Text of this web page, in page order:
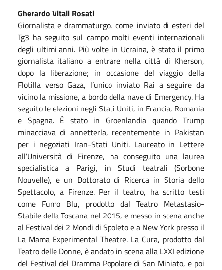
Gherardo Vitali Rosati
Giornalista e drammaturgo, come inviato di esteri del
Tg3 ha seguito sul campo molti eventi internazionali
degli ultimi anni. Più volte in Ucraina, è stato il primo
giornalista italiano a entrare nella città di Kherson,
dopo la liberazione; in occasione del viaggio della
Flotilla verso Gaza, l’unico inviato Rai a seguire da
vicino la missione, a bordo della nave di Emergency. Ha
seguito le elezioni negli Stati Uniti, in Francia, Romania
e Spagna. È stato in Groenlandia quando Trump
minacciava di annetterla, recentemente in Pakistan
per i negoziati Iran-Stati Uniti. Laureato in Lettere
all’Università di Firenze, ha conseguito una laurea
specialistica a Parigi, in Studi teatrali (Sorbone
Nouvelle), e un Dottorato di Ricerca in Storia dello
Spettacolo, a Firenze. Per il teatro, ha scritto testi
come Fumo Blu, prodotto dal Teatro Metastasio-
Stabile della Toscana nel 2015, e messo in scena anche
al Festival dei 2 Mondi di Spoleto e a New York presso il
La Mama Experimental Theatre. La Cura, prodotto dal
Teatro delle Donne, è andato in scena alla LXXI edizione
del Festival del Dramma Popolare di San Miniato, e poi